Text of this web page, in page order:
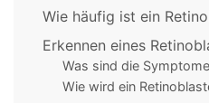
Wie häufig ist ein
Erkennen eines
Was sind die
Wie wird ein